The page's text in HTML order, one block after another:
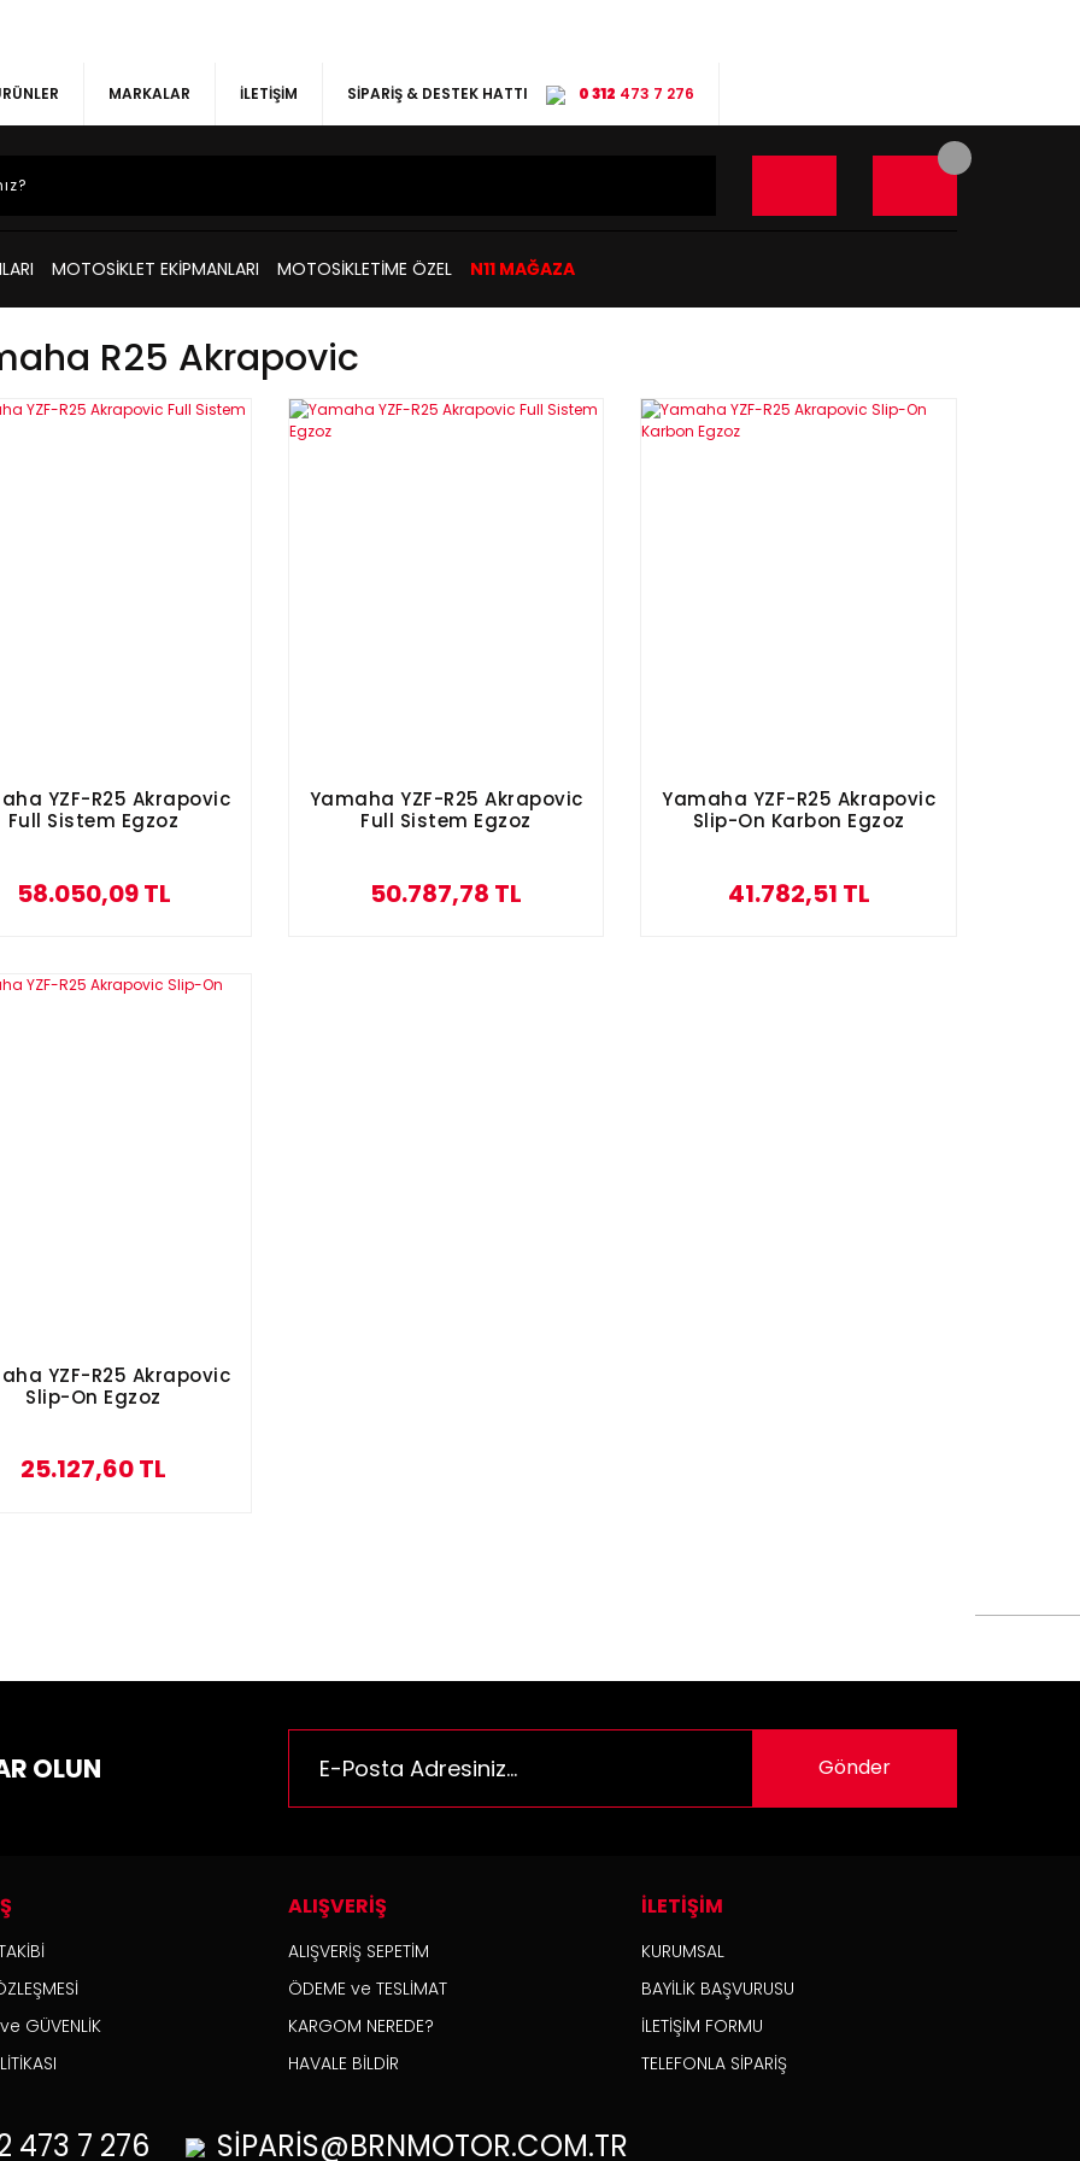
MARKALAR İLETİŞİM SİPARİŞ & DESTEK HATTI 0 312 473 7 276
MOTOSİKLET EKİPMANLARI MOTOSİKLETİME ÖZEL N11 MAĞAZA
R25 Akrapovic
YZF-R25 Akrapovic
Full Sistem Egzoz
58.050,09 TL
Yamaha YZF-R25 Akrapovic
Full Sistem Egzoz
50.787,78 TL
Yamaha YZF-R25 Akrapovic
Slip-On Karbon Egzoz
41.782,51 TL
YZF-R25 Akrapovic
Slip-On Egzoz
25.127,60 TL
OLUN Gönder
GÜVENLİK
ALIŞVERİŞ
ALIŞVERİŞ SEPETİM
ÖDEME ve TESLİMAT
KARGOM NEREDE?
HAVALE BİLDİR
İLETİŞİM
KURUMSAL
BAYİLİK BAŞVURUSU
İLETİŞİM FORMU
TELEFONLA SİPARİŞ
473 7 276 SİPARİS@BRNMOTOR.COM.TR